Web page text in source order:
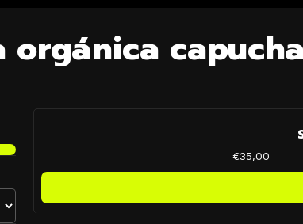
orgánica
€35,00